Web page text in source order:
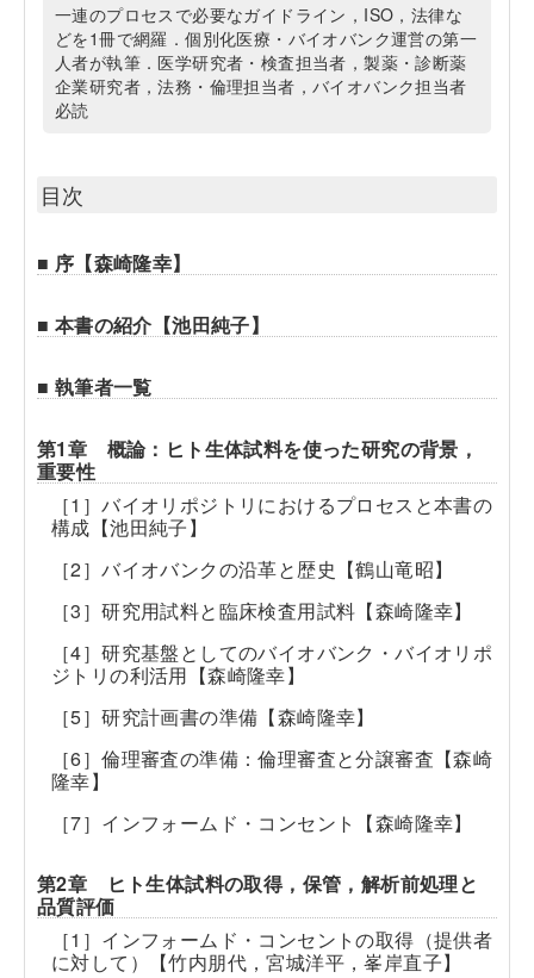
一連のプロセスで必要なガイドライン，ISO，法律な
どを1冊で網羅．個別化医療・バイオバンク運営の第一
人者が執筆．医学研究者・検査担当者，製薬・診断薬
企業研究者，法務・倫理担当者，バイオバンク担当者
必読
目次
■ 序【森崎隆幸】
■ 本書の紹介【池田純子】
■ 執筆者一覧
第1章 概論：ヒト⽣体試料を使った研究の背景，
重要性
［1］バイオリポジトリにおけるプロセスと本書の
構成【池田純子】
［2］バイオバンクの沿革と歴史【鶴山竜昭】
［3］研究用試料と臨床検査用試料【森崎隆幸】
［4］研究基盤としてのバイオバンク・バイオリポ
ジトリの利活用【森崎隆幸】
［5］研究計画書の準備【森崎隆幸】
［6］倫理審査の準備：倫理審査と分譲審査【森崎
隆幸】
［7］インフォームド・コンセント【森崎隆幸】
第2章 ヒト生体試料の取得，保管，解析前処理と
品質評価
［1］インフォームド・コンセントの取得（提供者
に対して）【竹内朋代，宮城洋平，峯岸直子】